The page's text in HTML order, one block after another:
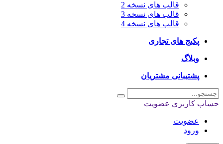
قالب های نسخه 2
قالب های نسخه 3
قالب های نسخه 4
پکیج های تجاری
وبلاگ
پشتیبانی مشتریان
کاربری عضویت
عضویت
ورود